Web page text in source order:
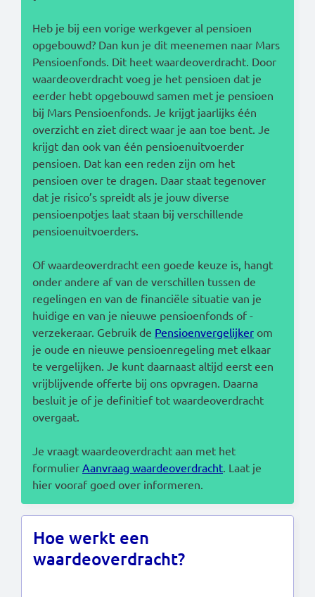
Heb je bij een vorige werkgever al pensioen
opgebouwd? Dan kun je dit meenemen naar Mars
Pensioenfonds. Dit heet waardeoverdracht. Door
waardeoverdracht voeg je het pensioen dat je
eerder hebt opgebouwd samen met je pensioen
bij Mars Pensioenfonds. Je krijgt jaarlijks één
overzicht en ziet direct waar je aan toe bent. Je
krijgt dan ook van één pensioenuitvoerder
pensioen. Dat kan een reden zijn om het
pensioen over te dragen. Daar staat tegenover
dat je risico’s spreidt als je jouw diverse
pensioenpotjes laat staan bij verschillende
pensioenuitvoerders.
Of waardeoverdracht een goede keuze is, hangt
onder andere af van de verschillen tussen de
regelingen en van de financiële situatie van je
huidige en van je nieuwe pensioenfonds of -
verzekeraar. Gebruik de Pensioenvergelijker om
je oude en nieuwe pensioenregeling met elkaar
te vergelijken. Je kunt daarnaast altijd eerst een
vrijblijvende offerte bij ons opvragen. Daarna
besluit je of je definitief tot waardeoverdracht
overgaat.
Je vraagt waardeoverdracht aan met het
formulier Aanvraag waardeoverdracht. Laat je
hier vooraf goed over informeren.
Hoe werkt een
waardeoverdracht?